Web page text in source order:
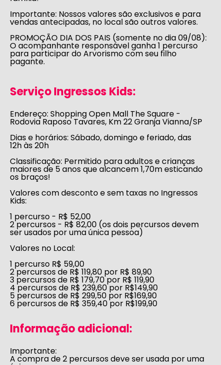
Importante: Nossos valores são exclusivos e para
vendas antecipadas, no local são outros valores.
PROMOÇÃO DIA DOS PAIS (somente no dia 09/08):
O acompanhante responsável ganha 1 percurso
para participar do Arvorismo com seu filho
pagante.
Serviço Ingressos Kids:
Endereço: Shopping Open Mall The Square -
Rodovia Raposo Tavares, Km 22 Granja Vianna/SP
Dias e horários: Sábado, domingo e feriado, das
12h às 20h
Classificação: Permitido para adultos e crianças
maiores de 5 anos que alcancem 1,70m esticando
os braços!
Valores com desconto e sem taxas no Ingressos
Kids:
1 percurso - R$ 52,00
2 percursos - R$ 82,00 (os dois percursos devem
ser usados por uma única pessoa)
Valores no Local:
1 percurso R$ 59,00
2 percursos de R$ 119,80 por R$ 89,90
3 percursos de R$ 179,70 por R$ 119,90
4 percursos de R$ 239,60 por R$149,90
5 percursos de R$ 299,50 por R$169,90
6 percursos de R$ 359,40 por R$199,90
Informação adicional:
Importante:
A compra de 2 percursos deve ser usada por uma